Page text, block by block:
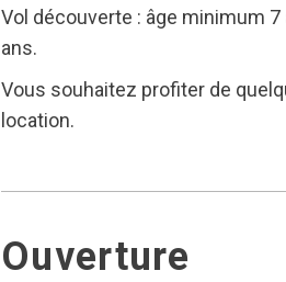
Vol découverte : âge minimum
ans.
Vous souhaitez profiter de
location.
Ouverture